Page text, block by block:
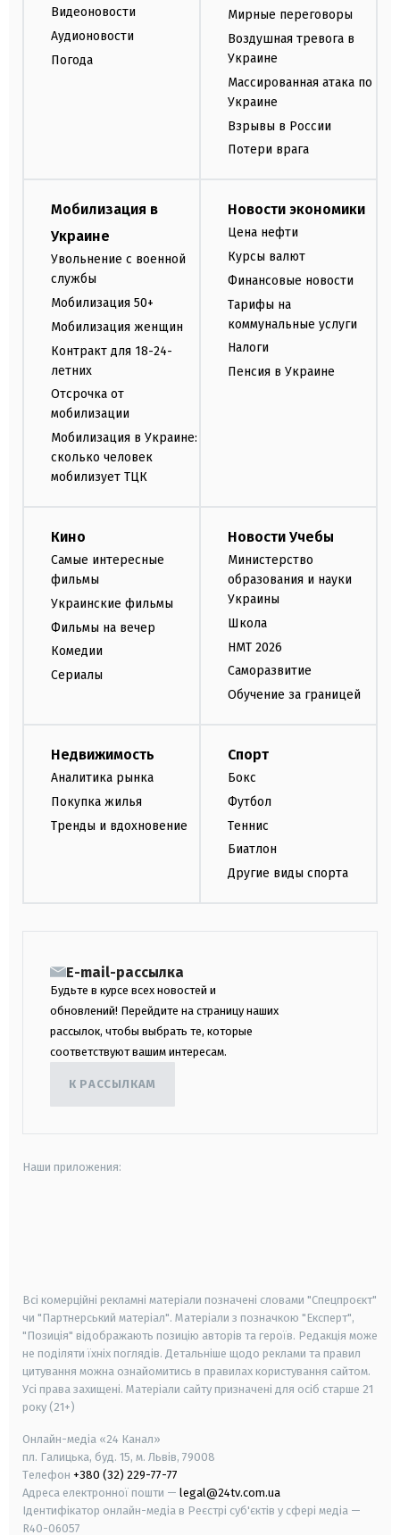
Видеоновости
Аудионовости
Погода
Мирные переговоры
Воздушная тревога в
Украине
Массированная атака по
Украине
Взрывы в России
Потери врага
Мобилизация в
Украине
Увольнение с военной
службы
Мобилизация 50+
Мобилизация женщин
Контракт для 18-24-
летних
Отсрочка от
мобилизации
Мобилизация в Украине:
сколько человек
мобилизует ТЦК
Новости экономики
Цена нефти
Курсы валют
Финансовые новости
Тарифы на
коммунальные услуги
Налоги
Пенсия в Украине
Кино
Самые интересные
фильмы
Украинские фильмы
Фильмы на вечер
Комедии
Сериалы
Новости Учебы
Министерство
образования и науки
Украины
Школа
НМТ 2026
Саморазвитие
Обучение за границей
Недвижимость
Аналитика рынка
Покупка жилья
Тренды и вдохновение
Спорт
Бокс
Футбол
Теннис
Биатлон
Другие виды спорта
E-mail-рассылка
Будьте в курсе всех новостей и
обновлений! Перейдите на страницу наших
рассылок, чтобы выбрать те, которые
соответствуют вашим интересам.
К РАССЫЛКАМ
Наши приложения:
Всі комерційні рекламні матеріали позначені словами "Спецпроєкт"
чи "Партнерський матеріал". Матеріали з позначкою "Експерт",
"Позиція" відображають позицію авторів та героїв. Редакція може
не поділяти їхніх поглядів. Детальніше щодо реклами та правил
цитування можна ознайомитись в правилах користування сайтом.
Усі права захищені. Матеріали сайту призначені для осіб старше 21
року (21+)
Онлайн-медіа «24 Канал»
пл. Галицька, буд. 15, м. Львів, 79008
Телефон +380 (32) 229-77-77
Адреса електронної пошти — legal@24tv.com.ua
Ідентифікатор онлайн-медіа в Реєстрі суб'єктів у сфері медіа —
R40-06057